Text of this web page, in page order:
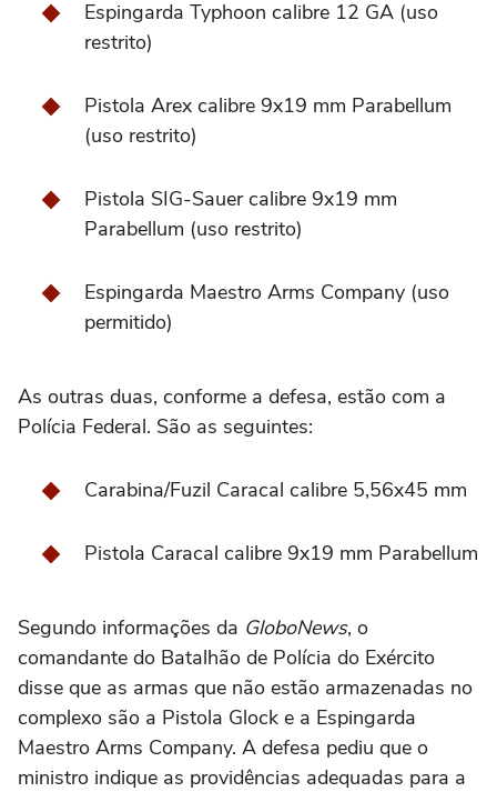
Espingarda Typhoon calibre 12 GA (uso
restrito)
Pistola Arex calibre 9x19 mm Parabellum
(uso restrito)
Pistola SIG-Sauer calibre 9x19 mm
Parabellum (uso restrito)
Espingarda Maestro Arms Company (uso
permitido)
As outras duas, conforme a defesa, estão com a
Polícia Federal. São as seguintes:
Carabina/Fuzil Caracal calibre 5,56x45 mm
Pistola Caracal calibre 9x19 mm Parabellum
Segundo informações da GloboNews, o
comandante do Batalhão de Polícia do Exército
disse que as armas que não estão armazenadas no
complexo são a Pistola Glock e a Espingarda
Maestro Arms Company. A defesa pediu que o
ministro indique as providências adequadas para a